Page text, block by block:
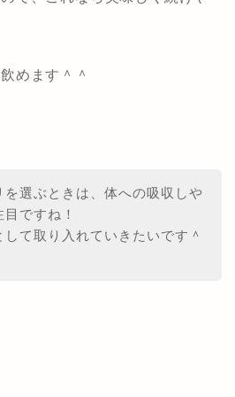
めます＾＾
を選ぶときは、体への吸収しや
ですね！
して取り入れていきたいです＾